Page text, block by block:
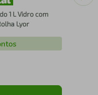
1 L Vidro com
Lyor